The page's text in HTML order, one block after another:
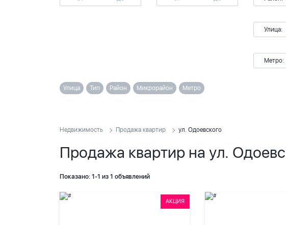
Улица:
Метро:
Улица Тип Район Микрорайон Метро
Недвижимость Продажа квартир ул. Одоевского
Продажа квартир на ул.
Показано: 1-1 из 1 объявлений
АКЦИЯ